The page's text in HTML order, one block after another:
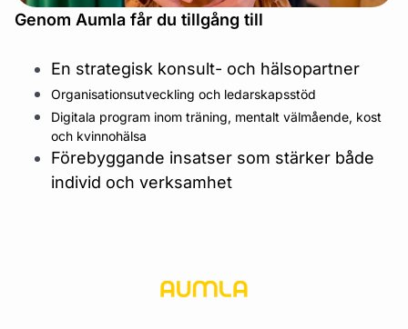
Genom Aumla får du tillgång till
En strategisk konsult- och hälsopartner
Organisationsutveckling och ledarskapsstöd
Digitala program inom träning, mentalt välmående, kost
och kvinnohälsa
Förebyggande insatser som stärker både
individ och verksamhet